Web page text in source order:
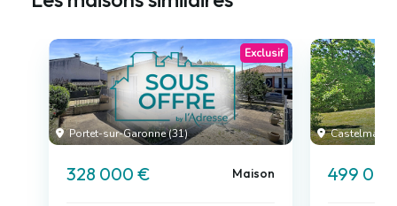
Portet-sur-Garonne (31)
Exclusif
328 000 € Maison 499